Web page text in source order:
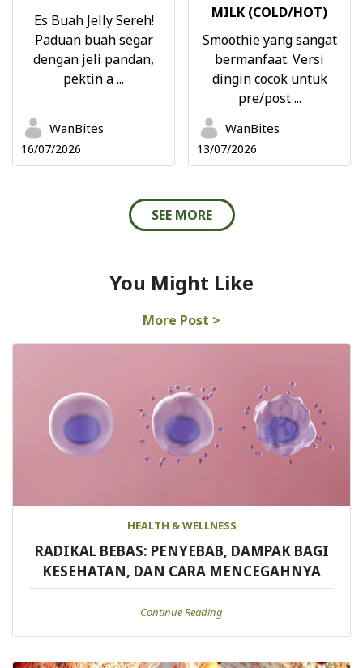
Es Buah Jelly Sereh!
Paduan buah segar
dengan jeli pandan,
pektin a ...
WanBites
16/07/2026
MILK (COLD/HOT)
Smoothie yang sangat
bermanfaat. Versi
dingin cocok untuk
pre/post ...
WanBites
13/07/2026
SEE MORE
You Might Like
More Post >
HEALTH & WELLNESS
RADIKAL BEBAS: PENYEBAB, DAMPAK BAGI
KESEHATAN, DAN CARA MENCEGAHNYA
Continue Reading